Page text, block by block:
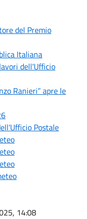
del Premio
Italiana
dell'Ufficio
Ranieri” apre le
Postale
14:08